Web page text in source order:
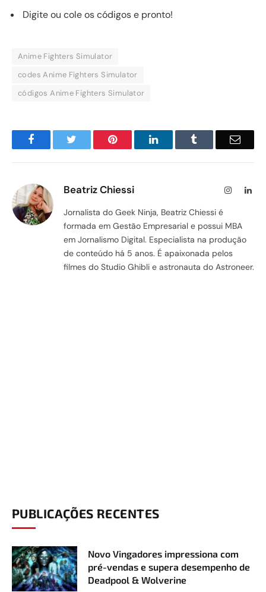
Digite ou cole os códigos e pronto!
Anime Fighters Simulator
codes Anime Fighters Simulator
códigos Anime Fighters Simulator
Facebook Pinterest LinkedIn Email
Beatriz Chiessi Instagram
Jornalista do Geek Ninja, Beatriz Chiessi é
formada em Gestão Empresarial e possui MBA
em Jornalismo Digital. Especialista na produção
de conteúdo há 5 anos. É apaixonada pelos
filmes do Studio Ghibli e astronauta do Astroneer.
PUBLICAÇÕES RECENTES
Novo Vingadores impressiona com
pré-vendas e supera desempenho de
Deadpool & Wolverine